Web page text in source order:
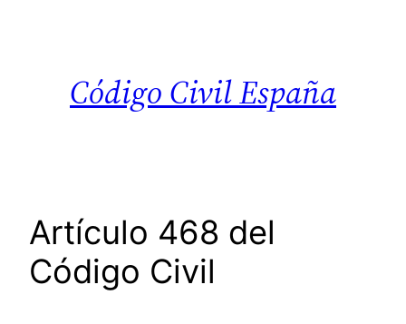
Código Civil España
Artículo 468 del
Código Civil